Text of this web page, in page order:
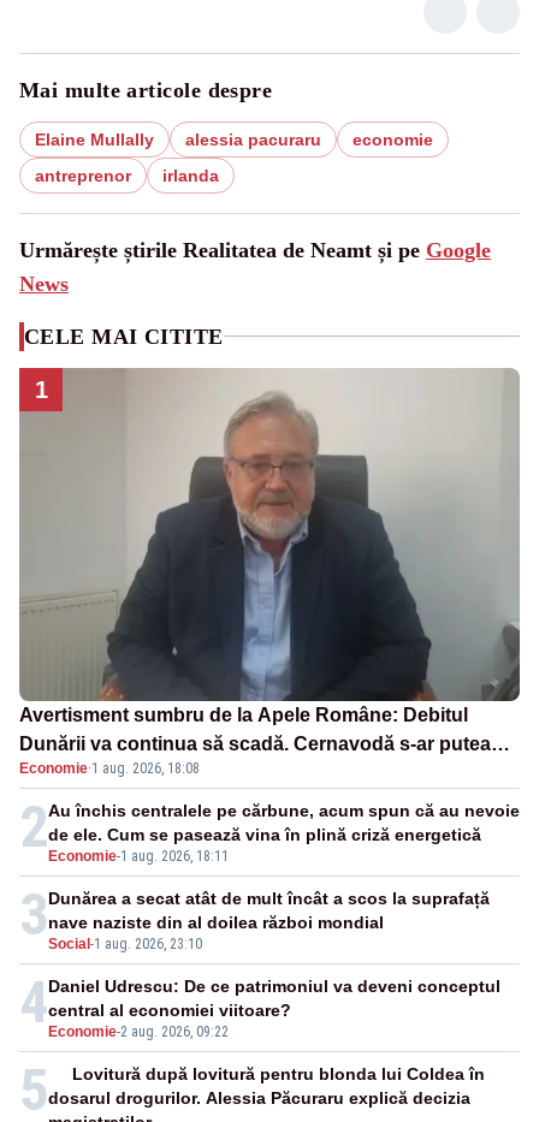
Mai multe articole despre
Elaine Mullally alessia pacuraru
economie
antreprenor
irlanda
Urmărește știrile Realitatea de Neamt și pe Google
News
CELE MAI CITITE
1
Avertisment sumbru de la Apele Române: Debitul
Dunării va continua să scadă. Cernavodă s-ar putea
închide în 4 zile
Economie·1 aug. 2026, 18:08
2 Economie-1 aug. 2026, 18:11
Au închis centralele pe cărbune, acum spun că au nevoie
de ele. Cum se pasează vina în plină criză energetică
3Social -1 aug. 2026, 23:10
Dunărea a secat atât de mult încât a scos la suprafață
nave naziste din al doilea război mondial
4 Economie-2 aug. 2026, 09:22
Daniel Udrescu: De ce patrimoniul va deveni conceptul
central al economiei viitoare?
5
Lovitură după lovitură pentru blonda lui Coldea în
dosarul drogurilor. Alessia Păcuraru explică decizia